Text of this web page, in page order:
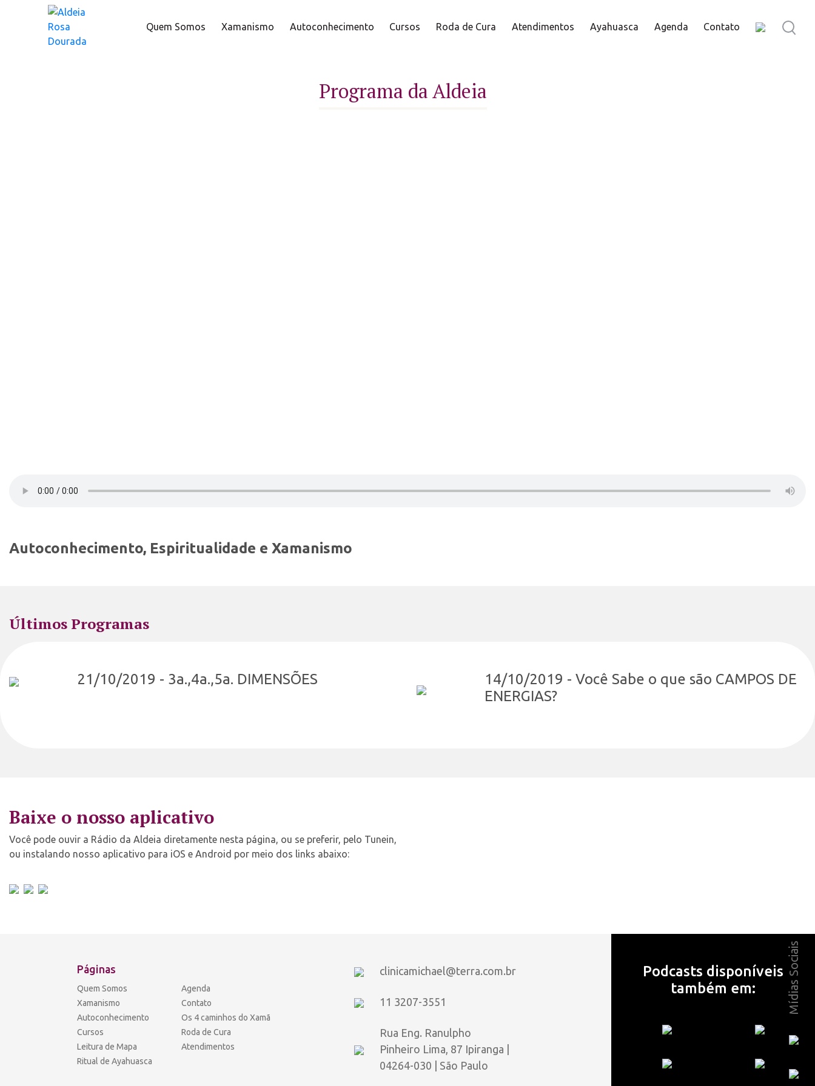
Mídias Sociais
Quem Somos Xamanismo Autoconhecimento Cursos Roda de Cura Atendimentos Ayahuasca Agenda Contato
Programa da Aldeia
Autoconhecimento, Espiritualidade e Xamanismo
Últimos Programas
21/10/2019 - 3a.,4a.,5a. DIMENSÕES
14/10/2019 - Você Sabe o que são CAMPOS DE
ENERGIAS?
Baixe o nosso aplicativo
Você pode ouvir a Rádio da Aldeia diretamente nesta página, ou se preferir, pelo Tunein,
ou instalando nosso aplicativo para iOS e Android por meio dos links abaixo:
Páginas
Quem Somos
Agenda
Xamanismo
Contato
Autoconhecimento
Os 4 caminhos do Xamã
Cursos
Roda de Cura
Leitura de Mapa
Atendimentos
Ritual de Ayahuasca
clinicamichael@terra.com.br
11 3207-3551
Rua Eng. Ranulpho
Pinheiro Lima, 87 Ipiranga |
04264-030 | São Paulo
Podcasts disponíveis
também em: